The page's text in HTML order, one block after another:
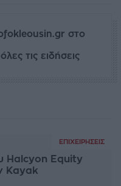
στο
τις ειδήσεις
ΕΠΙΧΕΙΡΉΣΕΙΣ
Halcyon Equity
Kayak